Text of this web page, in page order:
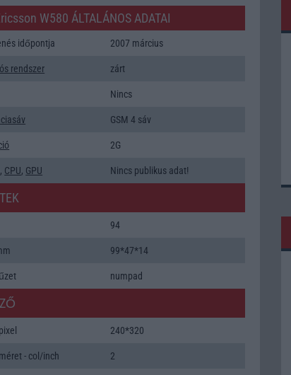
W580 ÁLTALÁNOS ADATAI
időpontja 2007 március
rendszer zárt
Nincs
GSM 4 sáv
2G
, CPU, GPU Nincs publikus adat!
94
99*47*14
numpad
240*320
- col/inch 2